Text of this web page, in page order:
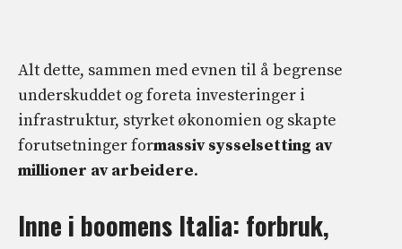
Alt dette, sammen med evnen til å begrense
underskuddet og foreta investeringer i
infrastruktur, styrket økonomien og skapte
forutsetninger formassiv sysselsetting av
millioner av arbeidere.
Inne i boomens Italia: forbruk,